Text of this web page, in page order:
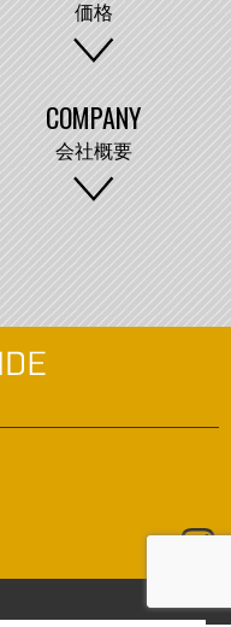
価格
COMPANY
会社概要